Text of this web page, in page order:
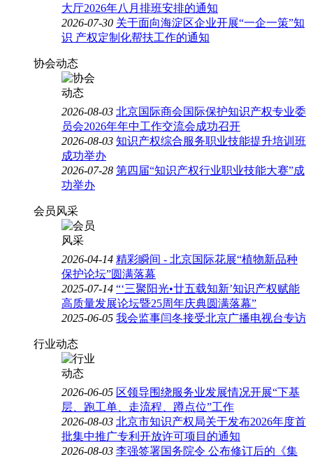
大厅2026年八月排班安排的通知
2026-07-30 关于面向海淀区企业开展“一企一策”知
识 产权定制化帮扶工作的通知
协会动态
2026-08-03 北京国际商会国际保护知识产权专业委
员会2026年年中工作交流会成功召开
2026-08-03 知识产权综合服务职业技能提升培训班
成功举办
2026-07-28 第四届“知识产权行业职业技能大赛”成
功举办
会员风采
2026-04-14 精彩瞬间 - 北京国际花展“植物新品种
保护论坛”圆满落幕
2025-07-14 “‘三聚阳光•廿五载知新’知识产权赋能
高质量发展论坛暨25周年庆典圆满落幕”
2025-06-05 我会监事闫冬接受北京广播电视台专访
行业动态
2026-06-05 区领导围绕服务业发展情况开展“下基
层、跑工单、走流程、蹲点位”工作
2026-08-03 北京市知识产权局关于发布2026年度首
批集中推广专利开放许可项目的通知
2026-08-03 李强签署国务院令 公布修订后的《集